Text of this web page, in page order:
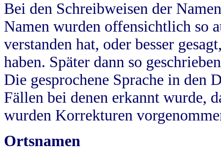
Bei den Schreibweisen der
Namen wurden offensichtlich so
verstanden hat, oder besser
haben. Später dann so
Die gesprochene Sprache in
Fällen bei denen erkannt wurde,
wurden Korrekturen
Ortsnamen